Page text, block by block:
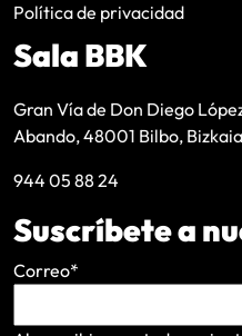
Política de privacidad
Sala BBK
Gran Vía de Don Diego
Abando, 48001 Bilbo, Bizkaia
944 05 88 24
Suscríbete a
Correo*